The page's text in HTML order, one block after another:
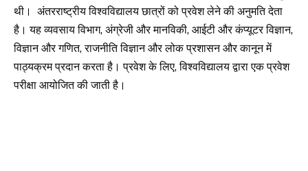
थी। अंतरराष्ट्रीय विश्वविद्यालय छात्रों को प्रवेश लेने की अनुमति देता
है। यह व्यवसाय विभाग, अंग्रेजी और मानविकी, आईटी और कंप्यूटर विज्ञान,
विज्ञान और गणित, राजनीति विज्ञान और लोक प्रशासन और कानून में
पाठ्यक्रम प्रदान करता है। प्रवेश के लिए, विश्वविद्यालय द्वारा एक प्रवेश
परीक्षा आयोजित की जाती है।